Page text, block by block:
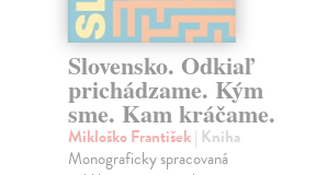
Slovensko. Odkiaľ
prichádzame. Kým
sme. Kam kráčame.
Mikloško František| Kniha
Monograficky spracovaná